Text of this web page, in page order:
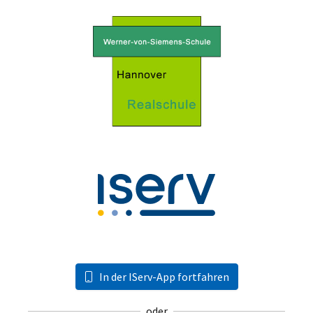
In der IServ-App fortfahren